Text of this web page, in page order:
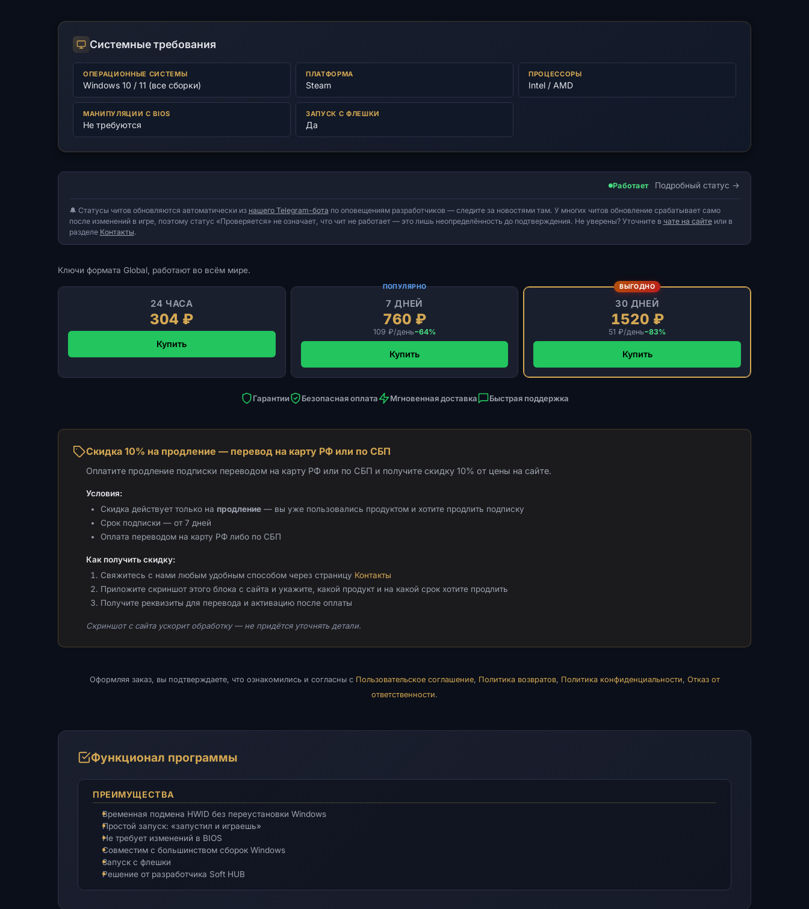
Системные требования
ОПЕРАЦИОННЫЕ СИСТЕМЫ
Windows 10 / 11 (все сборки)
ПЛАТФОРМА
Steam
ПРОЦЕССОРЫ
Intel / AMD
МАНИПУЛЯЦИИ С BIOS
Не требуются
ЗАПУСК С ФЛЕШКИ
Да
Работает Подробный статус
🔔 Статусы читов обновляются автоматически из нашего Telegram-бота по оповещениям разработчиков — следите за новостями там. У многих читов обновление срабатывает само
после изменений в игре, поэтому статус «Проверяется» не означает, что чит не работает — это лишь неопределённость до подтверждения. Не уверены? Уточните в чате на сайтеили в
разделе Контакты.
Ключи формата Global, работают во всём мире.
24 ЧАСА
304 ₽
Купить
ПОПУЛЯРНО
7 ДНЕЙ
760 ₽
109 ₽/день−64%
Купить
ВЫГОДНО
30 ДНЕЙ
1520 ₽
51 ₽/день−83%
Купить
Гарантии Безопасная оплата Мгновенная доставка Быстрая поддержка
Скидка 10% на продление — перевод на карту РФ или по СБП
Оплатите продление подписки переводом на карту РФ или по СБП и получите скидку 10% от цены на сайте.
Условия:
Скидка действует только на продление — вы уже пользовались продуктом и хотите продлить подписку
Срок подписки — от 7 дней
Оплата переводом на карту РФ либо по СБП
Как получить скидку:
Свяжитесь с нами любым удобным способом через страницу Контакты
Приложите скриншот этого блока с сайта и укажите, какой продукт и на какой срок хотите продлить
Получите реквизиты для перевода и активацию после оплаты
Скриншот с сайта ускорит обработку — не придётся уточнять детали.
Оформляя заказ, вы подтверждаете, что ознакомились и согласны с Пользовательское соглашение, Политика возвратов, Политика конфиденциальности, Отказ от
ответственности.
Функционал программы
ПРЕИМУЩЕСТВА
Временная подмена HWID без переустановки Windows
Простой запуск: «запустил и играешь»
Не требует изменений в BIOS
Совместим с большинством сборок Windows
Запуск с флешки
Решение от разработчика Soft HUB